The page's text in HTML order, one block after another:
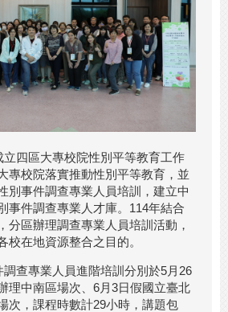
立四區大專校院性別平等教育工作
專校院落實推動性別平等教育，並
別事件調查專業人員培訓，建立中
事件調查專業人才庫。114年結合
分區辦理調查專業人員培訓活動，
校在地資源整合之目的。
調查專業人員進階培訓分別於5月26
理中南區場次、6月3日假國立臺北
次，課程時數計29小時，講題包